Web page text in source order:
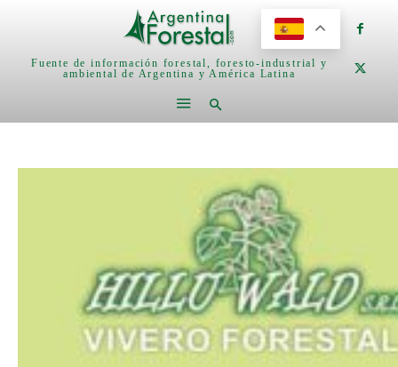
Fuente de información forestal, foresto-industrial y
ambiental de Argentina y América Latina